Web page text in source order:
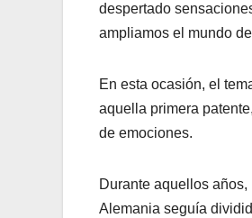
despertado
ampliamos el mundo
En esta ocasión, el
aquella primera
de emociones.
Durante aquellos
Alemania seguía